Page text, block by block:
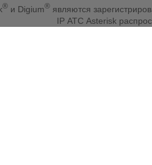
® и Digium® являются
IP АТС Asterisk